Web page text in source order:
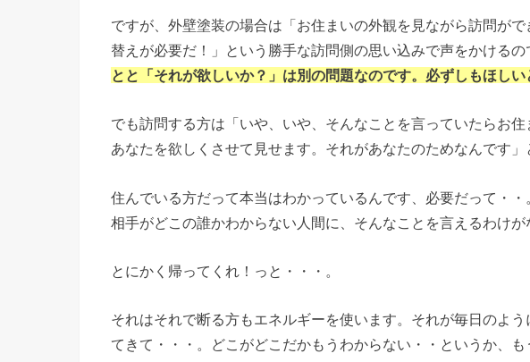
ですが、外壁塗装の場合は「お住まいの外観を見ながら訪問が
替えが必要だ！」という勝手な訪問側の思い込みで声をかけるの
とと「それが欲しいか？」は別の問題なのです。必ずしもほしい
でも訪問する方は「いや、いや、そんなことを言っていたらお
あなたを欲しくさせて見せます。それがあなたのためなんです」
住んでいる方だって本当はわかっているんです、必要だって・
相手がどこの誰かわからない人間に、そんなことを言えるわけが
とにかく帰ってくれ！っと・・・。
それはそれで断る方もエネルギーを使います。それが毎日のよ
てきて・・・。どこがどこだかもうわからない・・というか、も